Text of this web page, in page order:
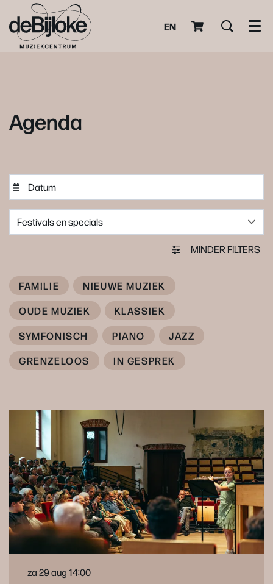
EN
Agenda
Festivals en specials
MINDER FILTERS
FAMILIE
NIEUWE MUZIEK
OUDE MUZIEK
KLASSIEK
SYMFONISCH
PIANO
JAZZ
GRENZELOOS
IN GESPREK
za 29 aug14:00